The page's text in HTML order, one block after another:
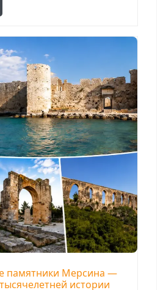
памятники Мерсина —
истории